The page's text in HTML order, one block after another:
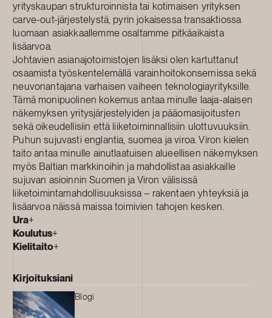
yrityskaupan strukturoinnista tai kotimaisen yrityksen
carve-out-järjestelystä, pyrin jokaisessa transaktiossa
luomaan asiakkaallemme osaltamme pitkäaikaista
lisäarvoa.
Johtavien asianajotoimistojen lisäksi olen kartuttanut
osaamista työskentelemällä varainhoitokonsernissa sekä
neuvonantajana varhaisen vaiheen teknologiayrityksille.
Tämä monipuolinen kokemus antaa minulle laaja-alaisen
näkemyksen yritysjärjestelyiden ja pääomasijoitusten
sekä oikeudellisiin että liiketoiminnallisiin ulottuvuuksiin.
Puhun sujuvasti englantia, suomea ja viroa. Viron kielen
taito antaa minulle ainutlaatuisen alueellisen näkemyksen
myös Baltian markkinoihin ja mahdollistaa asiakkaille
sujuvan asioinnin Suomen ja Viron välisissä
liiketoimintamahdollisuuksissa – rakentaen yhteyksiä ja
lisäarvoa näissä maissa toimivien tahojen kesken.
Ura+
Koulutus+
Kielitaito+
Kirjoituksiani
Blogi